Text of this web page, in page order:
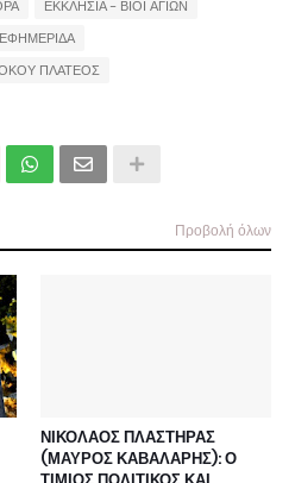
ΕΚΚΛΗΣΙΑ - ΒΙΟΙ ΑΓΙΩΝ
ΠΛΑΤΕΟΣ
Προβολή όλων
ΝΙΚΟΛΑΟΣ ΠΛΑΣΤΗΡΑΣ
(ΜΑΥΡΟΣ ΚΑΒΑΛΑΡΗΣ): Ο